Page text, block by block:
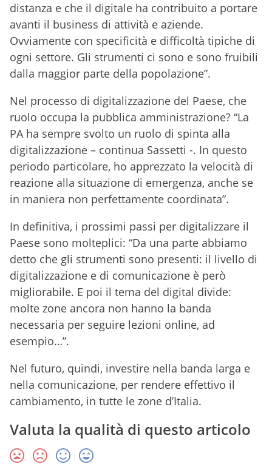
distanza e che il digitale ha contribuito a portare
avanti il business di attività e aziende.
Ovviamente con specificità e difficoltà tipiche di
ogni settore. Gli strumenti ci sono e sono fruibili
dalla maggior parte della popolazione”.
Nel processo di digitalizzazione del Paese, che
ruolo occupa la pubblica amministrazione? “La
PA ha sempre svolto un ruolo di spinta alla
digitalizzazione – continua Sassetti -. In questo
periodo particolare, ho apprezzato la velocità di
reazione alla situazione di emergenza, anche se
in maniera non perfettamente coordinata”.
In definitiva, i prossimi passi per digitalizzare il
Paese sono molteplici: “Da una parte abbiamo
detto che gli strumenti sono presenti: il livello di
digitalizzazione e di comunicazione è però
migliorabile. E poi il tema del digital divide:
molte zone ancora non hanno la banda
necessaria per seguire lezioni online, ad
esempio…”.
Nel futuro, quindi, investire nella banda larga e
nella comunicazione, per rendere effettivo il
cambiamento, in tutte le zone d’Italia.
Valuta la qualità di questo articolo